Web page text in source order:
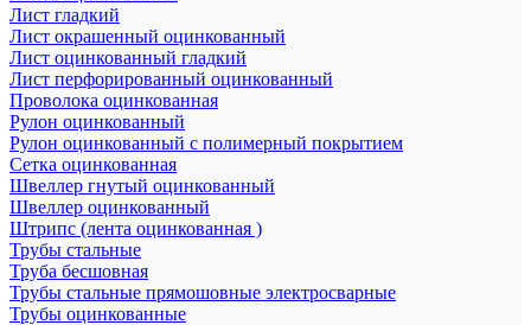
Лист гладкий
Лист окрашенный оцинкованный
Лист оцинкованный гладкий
Лист перфорированный оцинкованный
Проволока оцинкованная
Рулон оцинкованный
Рулон оцинкованный с полимерный покрытием
Сетка оцинкованная
Швеллер гнутый оцинкованный
Швеллер оцинкованный
Штрипс (лента оцинкованная )
Трубы стальные
Труба бесшовная
Трубы стальные прямошовные электросварные
Трубы оцинкованные